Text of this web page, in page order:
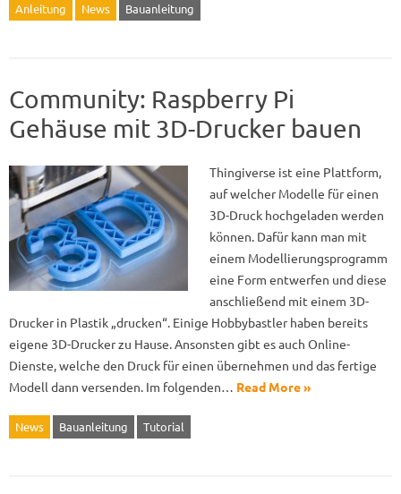
Anleitung News Bauanleitung
Community: Raspberry Pi
Gehäuse mit 3D-Drucker bauen
Thingiverse ist eine Plattform,
auf welcher Modelle für einen
3D-Druck hochgeladen werden
können. Dafür kann man mit
einem Modellierungsprogramm
eine Form entwerfen und diese
anschließend mit einem 3D-
Drucker in Plastik „drucken“. Einige Hobbybastler haben bereits
eigene 3D-Drucker zu Hause. Ansonsten gibt es auch Online-
Dienste, welche den Druck für einen übernehmen und das fertige
Modell dann versenden. Im folgenden… Read More »
News Bauanleitung Tutorial